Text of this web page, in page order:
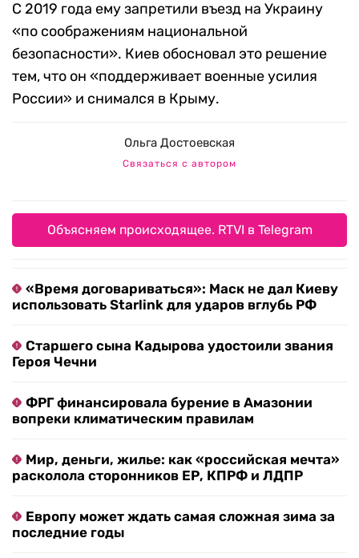
С 2019 года ему запретили въезд на Украину
«по соображениям национальной
безопасности». Киев обосновал это решение
тем, что он «поддерживает военные усилия
России» и снимался в Крыму.
Ольга Достоевская
Связаться с автором
Объясняем происходящее. RTVI в Telegram
«Время договариваться»: Маск не дал Киеву
использовать Starlink для ударов вглубь РФ
Старшего сына Кадырова удостоили звания
Героя Чечни
ФРГ финансировала бурение в Амазонии
вопреки климатическим правилам
Мир, деньги, жилье: как «российская мечта»
расколола сторонников ЕР, КПРФ и ЛДПР
Европу может ждать самая сложная зима за
последние годы